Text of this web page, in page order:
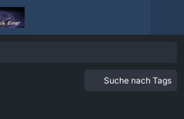
Suche nach Tags